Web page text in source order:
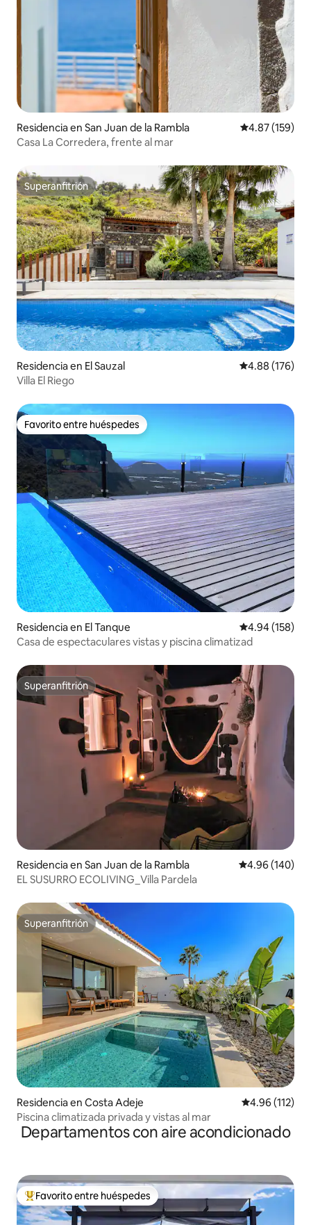
Residencia en San Juan de la Rambla Calificación
4.87 (159)
Casa La Corredera, frente al mar
Superanfitrión
Superanfitrión
Residencia en El Sauzal Calificación
4.88 (176)
Villa El Riego
Favorito entre huéspedes
Favorito entre huéspedes
Residencia en El Tanque Calificación
4.94 (158)
Casa de espectaculares vistas y piscina climatizad
Superanfitrión
Superanfitrión
Residencia en San Juan de la Rambla Calificación
4.96 (140)
EL SUSURRO ECOLIVING_Villa Pardela
Superanfitrión
Superanfitrión
Residencia en Costa Adeje Calificación
4.96 (112)
Piscina climatizada privada y vistas al mar
Departamentos con aire acondicionado
De los mejores en Favorito entre huéspedes
Favorito entre huéspedes